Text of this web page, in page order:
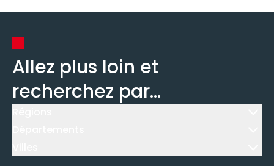
Allez plus loin et
recherchez par...